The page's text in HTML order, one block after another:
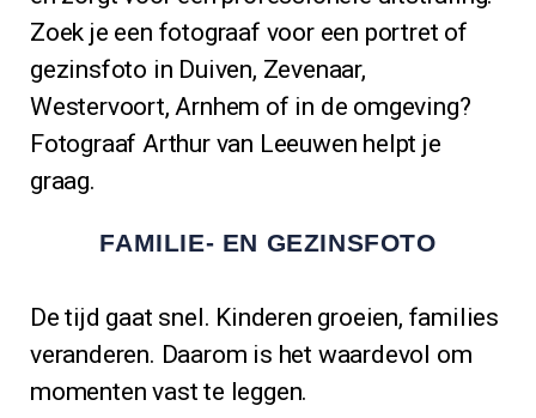
Zoek je een fotograaf voor een portret of
gezinsfoto in Duiven, Zevenaar,
Westervoort, Arnhem of in de omgeving?
Fotograaf Arthur van Leeuwen helpt je
graag.
FAMILIE- EN GEZINSFOTO
De tijd gaat snel. Kinderen groeien, families
veranderen. Daarom is het waardevol om
momenten vast te leggen.